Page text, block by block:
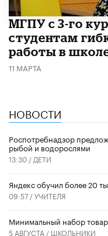
МГПУ с 3-го
студентам
работы в
11 МАРТА
НОВОСТИ
Роспотребнадзор
рыбой и водорослями
13:30 / ДЕТИ
​Яндекс обучил более 20
09:57 /УЧИТЕЛЯ
Минимальный набор
5 АВГУСТА / ШКОЛЬНИКИ